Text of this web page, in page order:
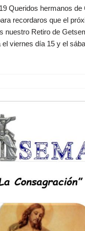
Queridos hermanos de
recordaros que el
nuestro Retiro de
viernes día 15 y el